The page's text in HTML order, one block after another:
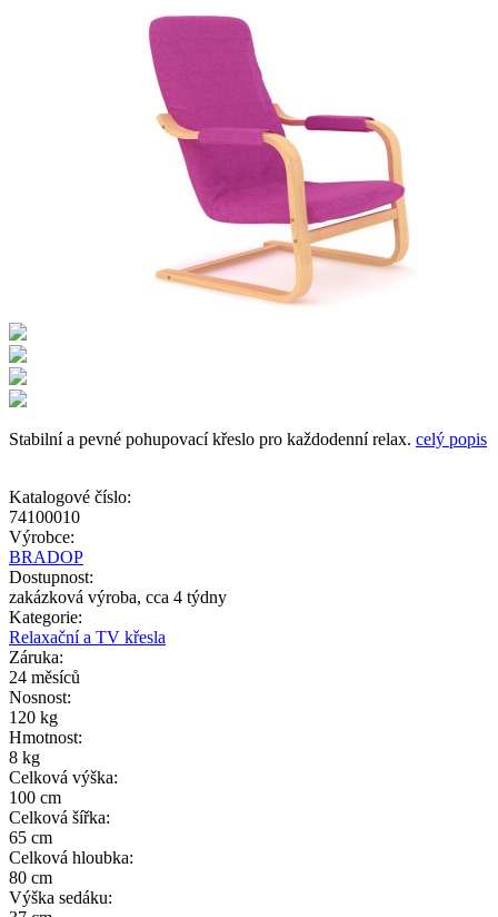
Stabilní a pevné pohupovací křeslo pro každodenní relax. celý popis
Katalogové číslo:
74100010
Výrobce:
BRADOP
Dostupnost:
zakázková výroba, cca 4 týdny
Kategorie:
Relaxační a TV křesla
Záruka:
24 měsíců
Nosnost:
120 kg
Hmotnost:
8 kg
Celková výška:
100 cm
Celková šířka:
65 cm
Celková hloubka:
80 cm
Výška sedáku: